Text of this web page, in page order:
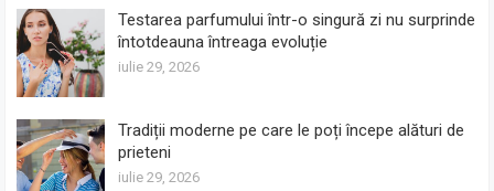
Testarea parfumului într-o singură zi nu surprinde
întotdeauna întreaga evoluție
iulie 29, 2026
Tradiții moderne pe care le poți începe alături de
prieteni
iulie 29, 2026